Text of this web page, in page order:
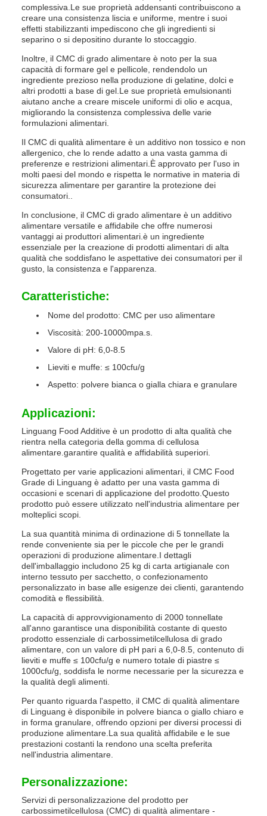
complessiva.Le sue proprietà addensanti contribuiscono a
creare una consistenza liscia e uniforme, mentre i suoi
effetti stabilizzanti impediscono che gli ingredienti si
separino o si depositino durante lo stoccaggio.
Inoltre, il CMC di grado alimentare è noto per la sua
capacità di formare gel e pellicole, rendendolo un
ingrediente prezioso nella produzione di gelatine, dolci e
altri prodotti a base di gel.Le sue proprietà emulsionanti
aiutano anche a creare miscele uniformi di olio e acqua,
migliorando la consistenza complessiva delle varie
formulazioni alimentari.
Il CMC di qualità alimentare è un additivo non tossico e non
allergenico, che lo rende adatto a una vasta gamma di
preferenze e restrizioni alimentari.È approvato per l'uso in
molti paesi del mondo e rispetta le normative in materia di
sicurezza alimentare per garantire la protezione dei
consumatori..
In conclusione, il CMC di grado alimentare è un additivo
alimentare versatile e affidabile che offre numerosi
vantaggi ai produttori alimentari.è un ingrediente
essenziale per la creazione di prodotti alimentari di alta
qualità che soddisfano le aspettative dei consumatori per il
gusto, la consistenza e l'apparenza.
Caratteristiche:
Nome del prodotto: CMC per uso alimentare
Viscosità: 200-10000mpa.s.
Valore di pH: 6,0-8.5
Lieviti e muffe: ≤ 100cfu/g
Aspetto: polvere bianca o gialla chiara e granulare
Applicazioni:
Linguang Food Additive è un prodotto di alta qualità che
rientra nella categoria della gomma di cellulosa
alimentare.garantire qualità e affidabilità superiori.
Progettato per varie applicazioni alimentari, il CMC Food
Grade di Linguang è adatto per una vasta gamma di
occasioni e scenari di applicazione del prodotto.Questo
prodotto può essere utilizzato nell'industria alimentare per
molteplici scopi.
La sua quantità minima di ordinazione di 5 tonnellate la
rende conveniente sia per le piccole che per le grandi
operazioni di produzione alimentare.I dettagli
dell'imballaggio includono 25 kg di carta artigianale con
interno tessuto per sacchetto, o confezionamento
personalizzato in base alle esigenze dei clienti, garantendo
comodità e flessibilità.
La capacità di approvvigionamento di 2000 tonnellate
all'anno garantisce una disponibilità costante di questo
prodotto essenziale di carbossimetilcellulosa di grado
alimentare, con un valore di pH pari a 6,0-8.5, contenuto di
lieviti e muffe ≤ 100cfu/g e numero totale di piastre ≤
1000cfu/g, soddisfa le norme necessarie per la sicurezza e
la qualità degli alimenti.
Per quanto riguarda l'aspetto, il CMC di qualità alimentare
di Linguang è disponibile in polvere bianca o giallo chiaro e
in forma granulare, offrendo opzioni per diversi processi di
produzione alimentare.La sua qualità affidabile e le sue
prestazioni costanti la rendono una scelta preferita
nell'industria alimentare.
Personalizzazione:
Servizi di personalizzazione del prodotto per
carbossimetilcellulosa (CMC) di qualità alimentare -